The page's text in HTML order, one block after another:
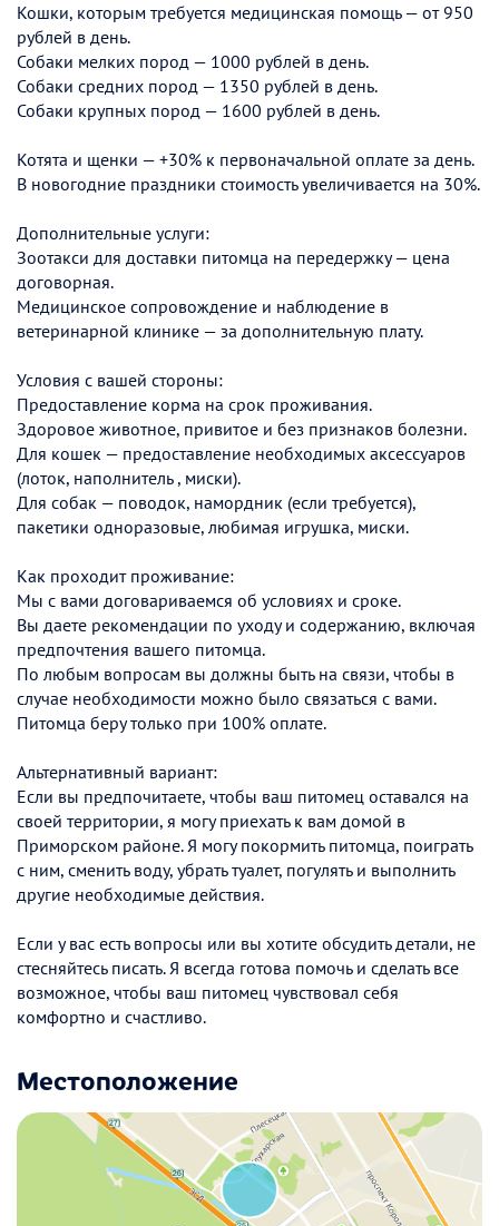
Кошки, которым требуется медицинская помощь — от 950
рублей в день.
Собаки мелких пород — 1000 рублей в день.
Собаки средних пород — 1350 рублей в день.
Собаки крупных пород — 1600 рублей в день.
Котята и щенки — +30% к первоначальной оплате за день.
В новогодние праздники стоимость увеличивается на 30%.
Дополнительные услуги:
Зоотакси для доставки питомца на передержку — цена
договорная.
Медицинское сопровождение и наблюдение в
ветеринарной клинике — за дополнительную плату.
Условия с вашей стороны:
Предоставление корма на срок проживания.
Здоровое животное, привитое и без признаков болезни.
Для кошек — предоставление необходимых аксессуаров
(лоток, наполнитель , миски).
Для собак — поводок, намордник (если требуется),
пакетики одноразовые, любимая игрушка, миски.
Как проходит проживание:
Мы с вами договариваемся об условиях и сроке.
Вы даете рекомендации по уходу и содержанию, включая
предпочтения вашего питомца.
По любым вопросам вы должны быть на связи, чтобы в
случае необходимости можно было связаться с вами.
Питомца беру только при 100% оплате.
Альтернативный вариант:
Если вы предпочитаете, чтобы ваш питомец оставался на
своей территории, я могу приехать к вам домой в
Приморском районе. Я могу покормить питомца, поиграть
с ним, сменить воду, убрать туалет, погулять и выполнить
другие необходимые действия.
Если у вас есть вопросы или вы хотите обсудить детали, не
стесняйтесь писать. Я всегда готова помочь и сделать все
возможное, чтобы ваш питомец чувствовал себя
комфортно и счастливо.
Местоположение